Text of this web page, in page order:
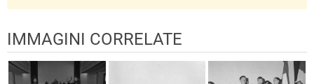
IMMAGINI CORRELATE